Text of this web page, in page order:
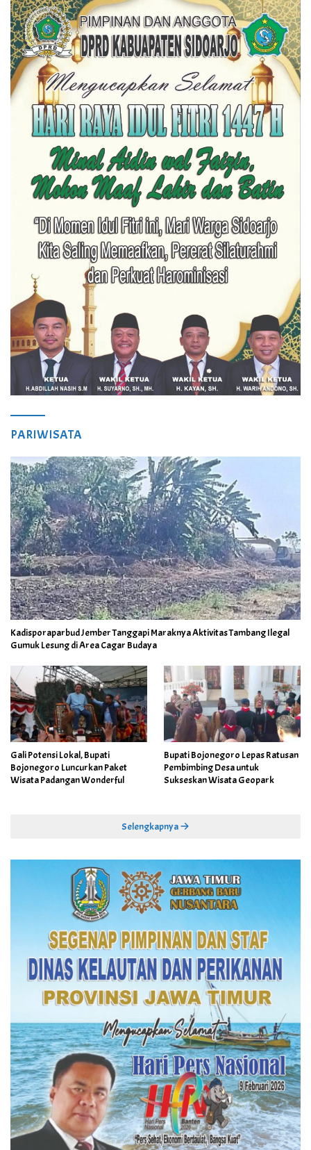
PARIWISATA
Kadisporaparbud Jember Tanggapi Maraknya Aktivitas Tambang Ilegal
Gumuk Lesung di Area Cagar Budaya
Gali Potensi Lokal, Bupati
Bojonegoro Luncurkan Paket
Wisata Padangan Wonderful
Bupati Bojonegoro Lepas Ratusan
Pembimbing Desa untuk
Sukseskan Wisata Geopark
Selengkapnya